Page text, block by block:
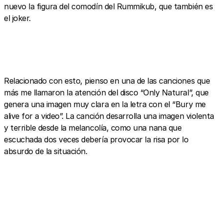
nuevo la figura del comodín del Rummikub, que también es
el joker.
Relacionado con esto, pienso en una de las canciones que
más me llamaron la atención del disco “Only Natural”, que
genera una imagen muy clara en la letra con el “Bury me
alive for a video”. La canción desarrolla una imagen violenta
y terrible desde la melancolía, como una nana que
escuchada dos veces debería provocar la risa por lo
absurdo de la situación.